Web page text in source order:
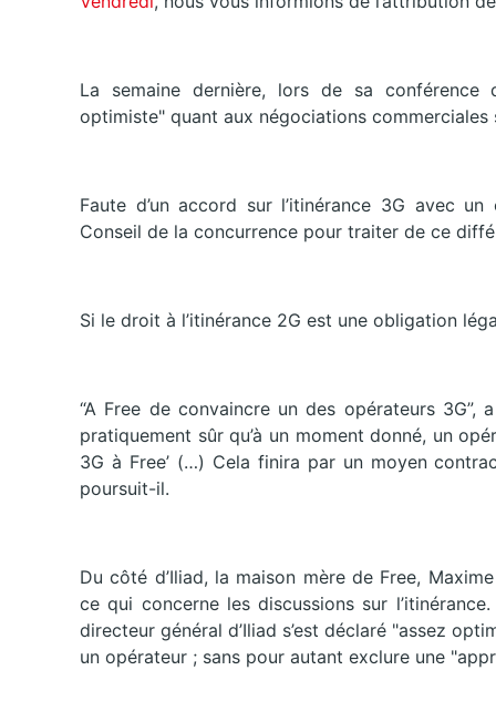
La semaine dernière, lors de sa conférence
optimiste" quant aux négociations commerciales
Faute d’un accord sur l’itinérance 3G avec
Conseil de la concurrence pour traiter de ce
Si le droit à l’itinérance 2G est une obligation
“A Free de convaincre un des opérateurs
pratiquement sûr qu’à un moment donné, un
3G à Free’ (…) Cela finira par un moyen
poursuit-il.
Du côté d’Iliad, la maison mère de Free,
ce qui concerne les discussions sur
directeur général d’Iliad s’est déclaré "assez
un opérateur ; sans pour autant exclure une